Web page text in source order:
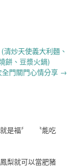
炒天使義大利麵、
餅、豆漿火鍋)
門關門心情分享 →
是福〞 〝能吃
梨就可以當肥豬